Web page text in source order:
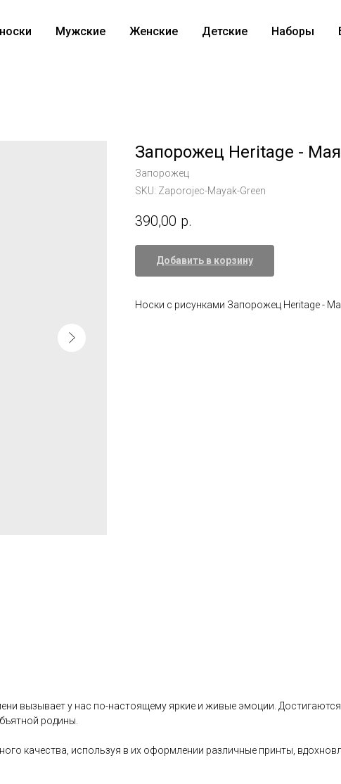
Мужские Женские Детские Наборы
Запорожец Heritage -
Запорожец
SKU: Zaporojec-Mayak-Green
390,00 р.
Добавить в корзину
Носки с рисунками Запорожец Heritage -
вызывает у нас по-настоящему яркие и живые эмоции.
родины.
качества, используя в их оформлении различные принты,